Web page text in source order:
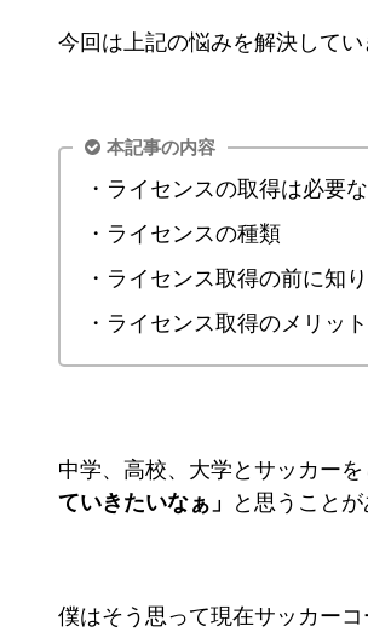
今回は上記の悩みを解決してい
本記事の内容
・ライセンスの取得は必要
・ライセンスの種類
・ライセンス取得の前に知
・ライセンス取得のメリッ
中学、高校、大学とサッカーを
ていきたいなぁ」
と思うこと
僕はそう思って現在サッカーコ